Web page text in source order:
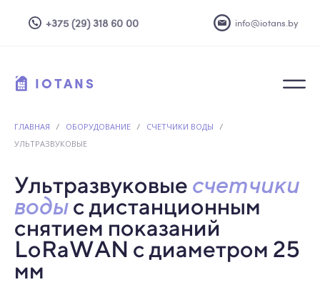
+375 (29) 318 60 00 info@iotans.by
IOTANS
ГЛАВНАЯ / ОБОРУДОВАНИЕ / СЧЕТЧИКИ ВОДЫ /
УЛЬТРАЗВУКОВЫЕ
Ультразвуковые счетчики
водыс дистанционным
снятием показаний
LoRaWAN с диаметром 25
мм